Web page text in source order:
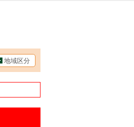
地域区分